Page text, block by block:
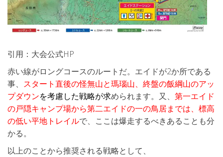
引用：大会公式HP
赤い線がロングコースのルートだ。エイドが2か所である
事、 スタート直後の怪無山と瑪瑙山、終盤の飯綱山のアッ
プダウンを考慮した戦略が求められます。又、 第一エイド
の戸隠キャンプ場から第二エイドの一の鳥居までは、標高
の低い平地トレイルで、ここは爆走するべきあることも分
かる。
以上のことから推奨される戦略として、